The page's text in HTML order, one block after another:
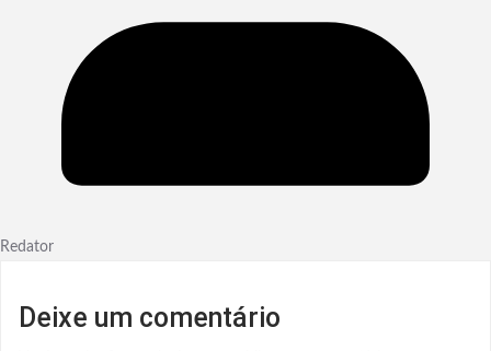
Redator
Deixe um comentário